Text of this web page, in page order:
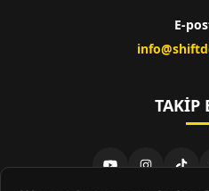
E-
TAKIP